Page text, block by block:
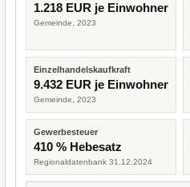
1.218 EUR je Einwohner
Gemeinde, 2023
Einzelhandelskaufkraft
9.432 EUR je Einwohner
Gemeinde, 2023
Gewerbesteuer
410 % Hebesatz
Regionaldatenbank 31.12.2024